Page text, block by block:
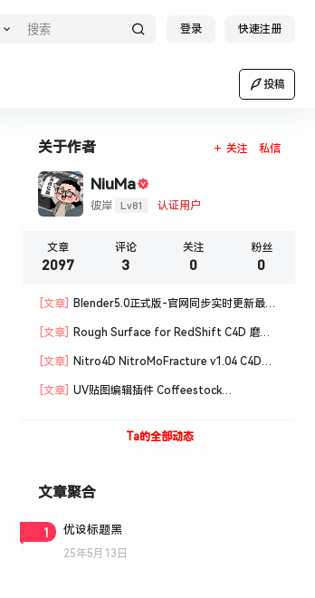
登录 快速注册
投稿
关于作者 关注 私信
NiuMa
彼岸 Lv81 认证用户
文章
2097
评论
3
关注
0
粉丝
0
[文章]
Blender5.0正式版-官网同步实时更新最新
[文章]
Rough Surface for RedShift C4D 磨损
[文章]
Nitro4D NitroMoFracture v1.04 C4D插
[文章]
UV贴图编辑插件 Coffeestock
Ta的全部动态
文章聚合
1 优设标题黑
25年5月13日